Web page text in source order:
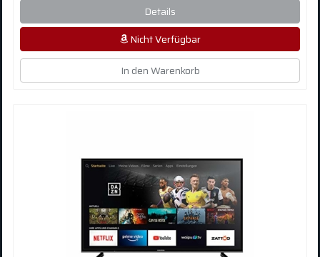
Details
Nicht Verfügbar
In den Warenkorb